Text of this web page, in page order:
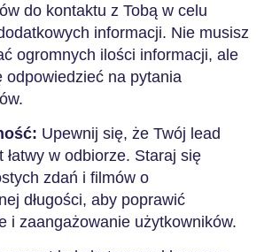
do kontaktu z Tobą w celu
informacji. Nie musisz
ogromnych ilości informacji, ale
odpowiedzieć na pytania
Upewnij się, że Twój lead
łatwy w odbiorze. Staraj się
zdań i filmów o
długości, aby poprawić
i zaangażowanie użytkowników.